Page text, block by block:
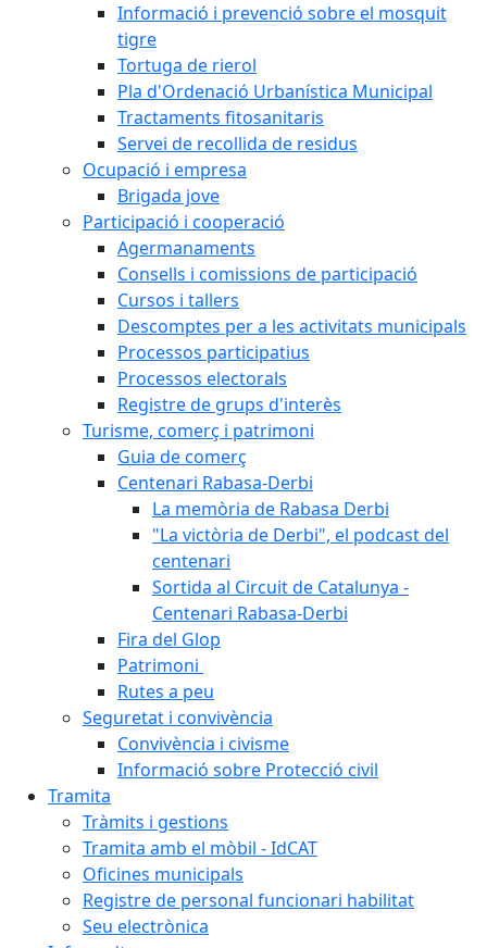
Informació i prevenció sobre el mosquit
tigre
Tortuga de rierol
Pla d'Ordenació Urbanística Municipal
Tractaments fitosanitaris
Servei de recollida de residus
Ocupació i empresa
Brigada jove
Participació i cooperació
Agermanaments
Consells i comissions de participació
Cursos i tallers
Descomptes per a les activitats municipals
Processos participatius
Processos electorals
Registre de grups d'interès
Turisme, comerç i patrimoni
Guia de comerç
Centenari Rabasa-Derbi
La memòria de Rabasa Derbi
"La victòria de Derbi", el podcast del
centenari
Sortida al Circuit de Catalunya -
Centenari Rabasa-Derbi
Fira del Glop
Patrimoni
Rutes a peu
Seguretat i convivència
Convivència i civisme
Informació sobre Protecció civil
Tramita
Tràmits i gestions
Tramita amb el mòbil - IdCAT
Oficines municipals
Registre de personal funcionari habilitat
Seu electrònica